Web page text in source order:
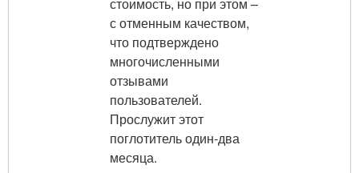
стоимость, но при этом –
с отменным качеством,
что подтверждено
многочисленными
отзывами
пользователей.
Прослужит этот
поглотитель один-два
месяца.